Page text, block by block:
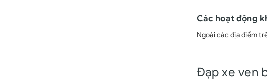
Các hoạt động
Ngoài các địa điểm
Đạp xe ven